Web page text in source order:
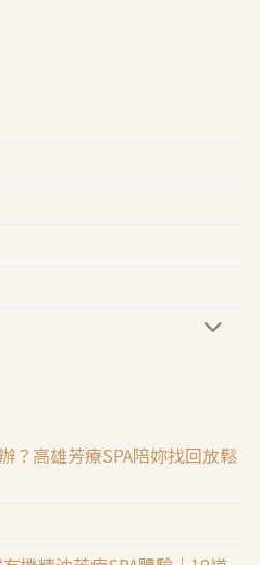
？高雄芳療SPA陪妳找回放鬆